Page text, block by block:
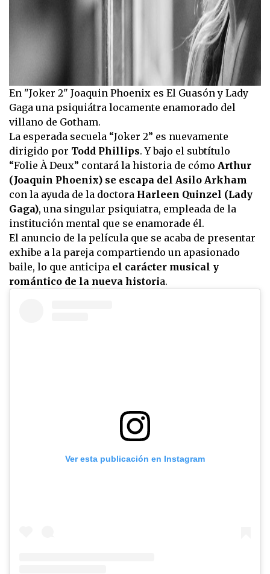
En "Joker 2" Joaquin Phoenix es El Guasón y Lady
Gaga una psiquiátra locamente enamorado del
villano de Gotham.
La esperada secuela “Joker 2” es nuevamente
dirigido por Todd Phillips. Y bajo el subtítulo
“Folie À Deux” contará la historia de cómo Arthur
(Joaquin Phoenix) se escapa del Asilo Arkham
con la ayuda de la doctora Harleen Quinzel (Lady
Gaga), una singular psiquiatra, empleada de la
institución mental que se enamorade él.
El anuncio de la película que se acaba de presentar
exhibe a la pareja compartiendo un apasionado
baile, lo que anticipa el carácter musical y
romántico de la nueva historia.
Ver esta publicación en Instagram